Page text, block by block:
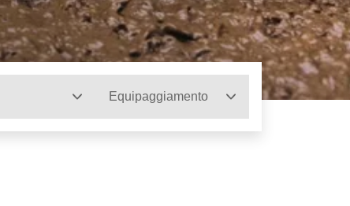
Equipaggiamento